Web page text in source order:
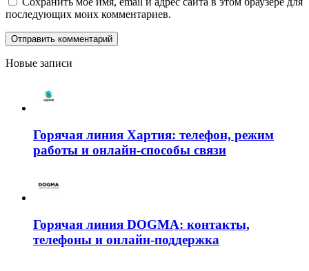
последующих моих комментариев.
Новые записи
Горячая линия Хартия: телефон, режим
работы и онлайн-способы связи
Горячая линия DOGMA: контакты,
телефоны и онлайн-поддержка